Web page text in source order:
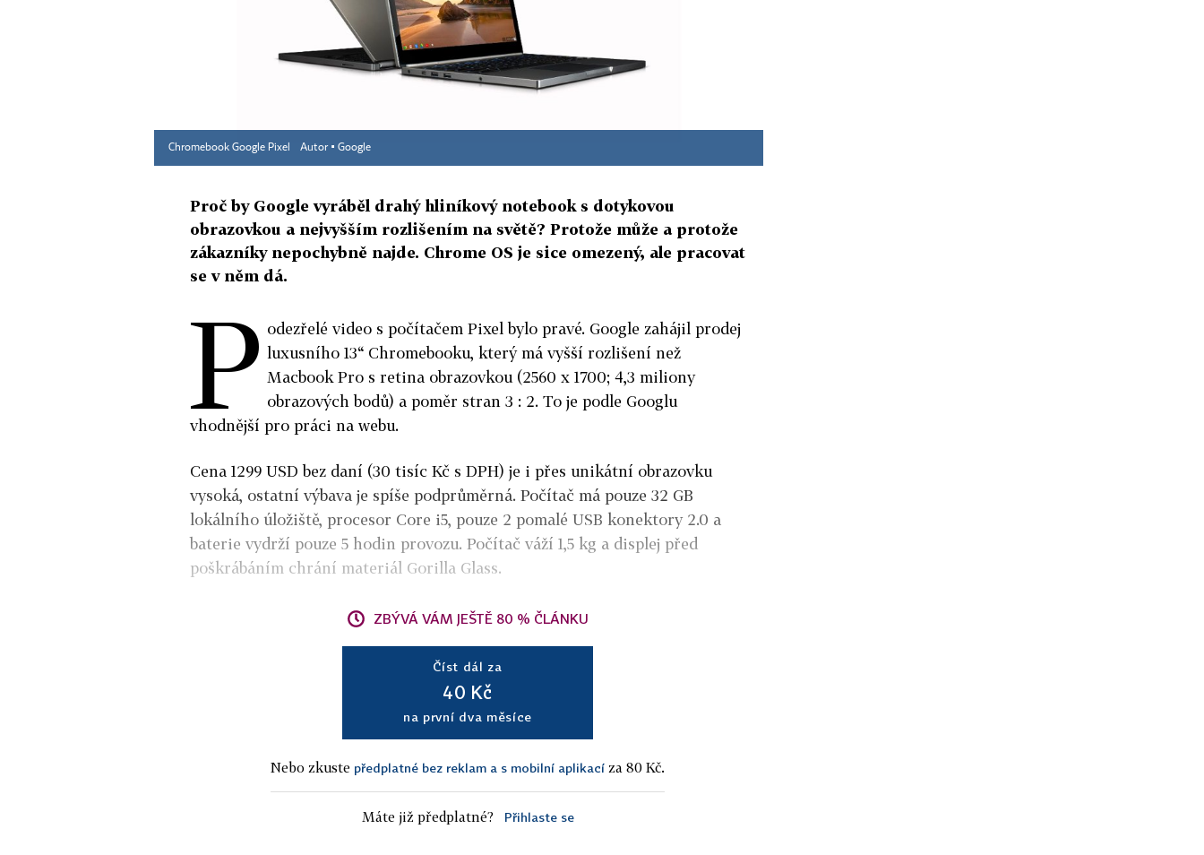
Chromebook Google Pixel Autor ▪ Google
Proč by Google vyráběl drahý hliníkový notebook s dotykovou
obrazovkou a nejvyšším rozlišením na světě? Protože může a protože
zákazníky nepochybně najde. Chrome OS je sice omezený, ale pracovat
se v něm dá.
P odezřelé video s počítačem Pixel bylo pravé. Google zahájil prodej
luxusního 13“ Chromebooku, který má vyšší rozlišení než
Macbook Pro s retina obrazovkou (2560 x 1700; 4,3 miliony
obrazových bodů) a poměr stran 3 : 2. To je podle Googlu
vhodnější pro práci na webu.
Cena 1299 USD bez daní (30 tisíc Kč s DPH) je i přes unikátní obrazovku
vysoká, ostatní výbava je spíše podprůměrná. Počítač má pouze 32 GB
lokálního úložiště, procesor Core i5, pouze 2 pomalé USB konektory 2.0 a
baterie vydrží pouze 5 hodin provozu. Počítač váží 1,5 kg a displej před
poškrábáním chrání materiál Gorilla Glass.
ZBÝVÁ VÁM JEŠTĚ 80 % ČLÁNKU
Číst dál za
40 Kč
na první dva měsíce
Nebo zkuste předplatné bez reklam a s mobilní aplikací za 80 Kč.
Máte již předplatné? Přihlaste se